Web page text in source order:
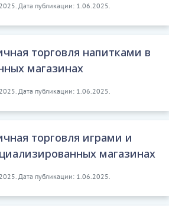
Дата публикации: 1.06.2025.
торговля напитками в
магазинах
Дата публикации: 1.06.2025.
торговля играми и
магазинах
Дата публикации: 1.06.2025.